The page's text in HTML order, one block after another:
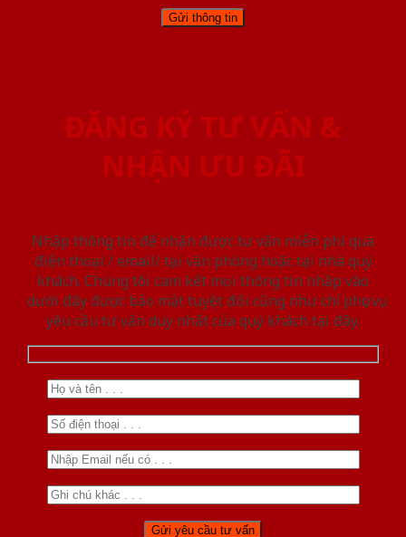
ĐĂNG KÝ TƯ VẤN &
NHẬN ƯU ĐÃI
Nhập thông tin để nhận được tư vấn miễn phí qua
điện thoại / email/ tại văn phòng hoặc tại nhà quý
khách. Chúng tôi cam kết mọi thông tin nhập vào
dưới đây được bảo mật tuyệt đối cũng như chỉ phục vụ
yêu cầu tư vấn duy nhất của quý khách tại đây.